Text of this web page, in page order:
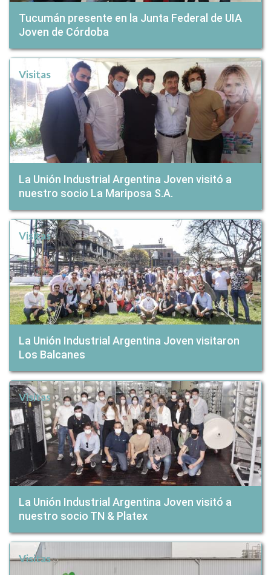
Tucumán presente en la Junta Federal de UIA
Joven de Córdoba
Visitas
La Unión Industrial Argentina Joven visitó a
nuestro socio La Mariposa S.A.
Visitas
La Unión Industrial Argentina Joven visitaron
Los Balcanes
Visitas
La Unión Industrial Argentina Joven visitó a
nuestro socio TN & Platex
Visitas